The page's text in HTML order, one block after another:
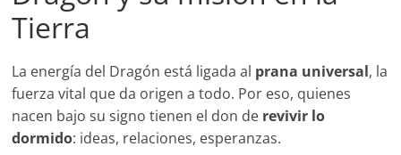
Tierra
La energía del Dragón está ligada al prana universal, la
fuerza vital que da origen a todo. Por eso, quienes
nacen bajo su signo tienen el don de revivir lo
dormido: ideas, relaciones, esperanzas.